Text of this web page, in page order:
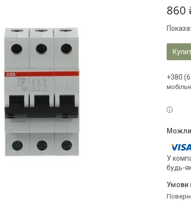
860
+380
У
будь-